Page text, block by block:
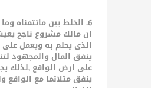
6. الخلط بين ماتتمناه وما فى الواقع :ـ
ان مالك مشروع ناجح
الذى يحلم به ويعمل
ينفق المال والمجهود
على ارض الواقع ,لذلك
ينفق متلائما مع